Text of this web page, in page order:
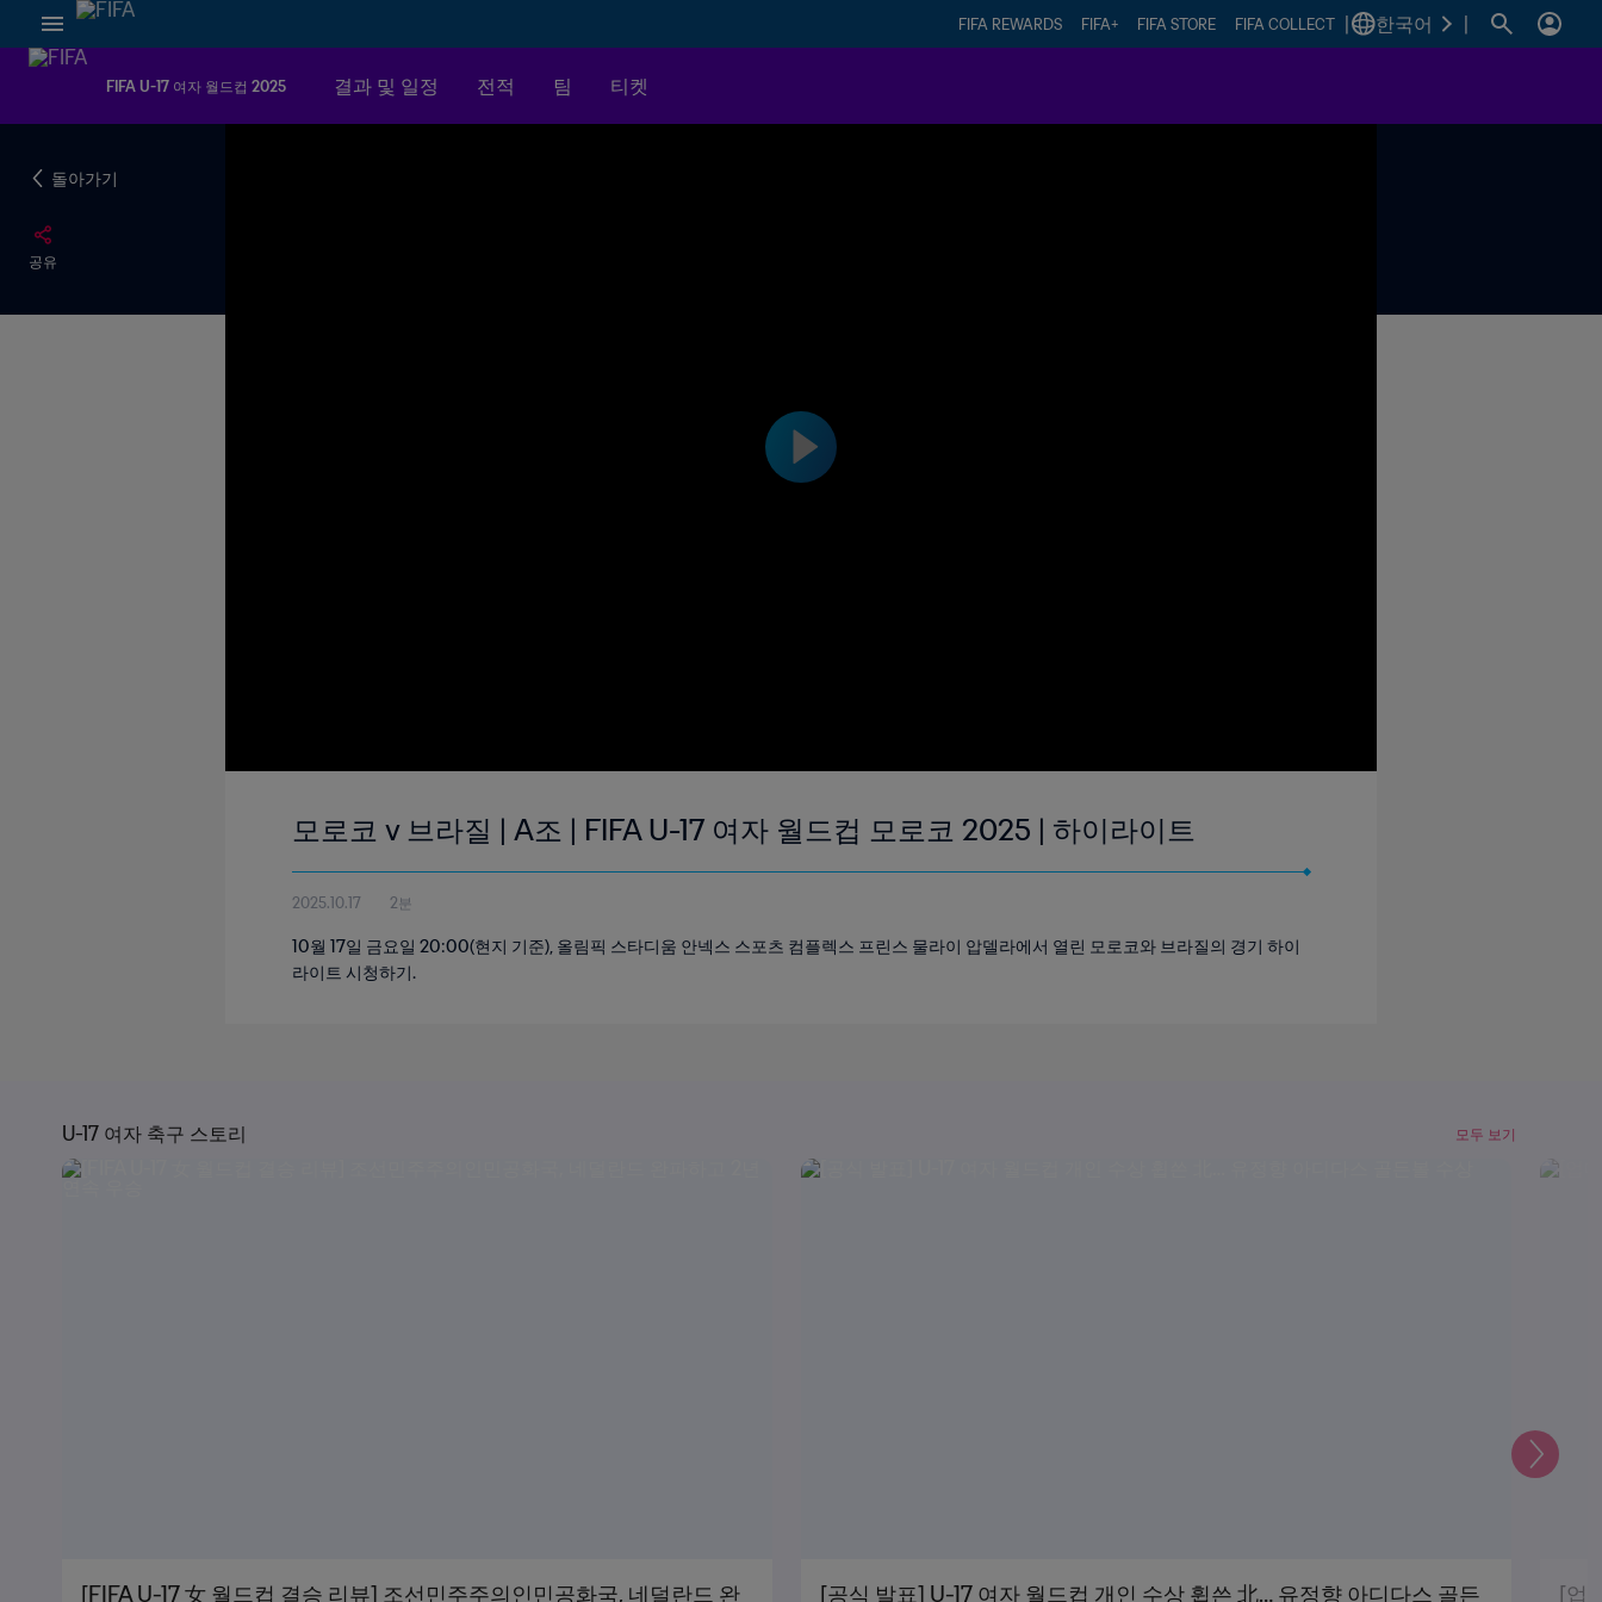
FIFA REWARDS FIFA+ FIFA STORE FIFA COLLECT 한국어
FIFA U-17 여자 월드컵 2025 결과 및 일정 전적 팀 티켓
돌아가기
공유
모로코 v 브라질 | A조 | FIFA U-17 여자 월드컵 모로코 2025 | 하이라이트
2025.10.17 2분
10월 17일 금요일 20:00(현지 기준), 올림픽 스타디움 안넥스 스포츠 컴플렉스 프린스 물라이 압델라에서 열린 모로코와 브라질의 경기 하이
라이트 시청하기.
U-17 여자 축구 스토리 모두 보기
[FIFA U-17 女 월드컵 결승 리뷰] 조선민주주의인민공화국, 네덜란드 완 [공식 발표] U-17 여자 월드컵 개인 수상 휩쓴 北… 유정향 아디다스 골든 [업
다
음